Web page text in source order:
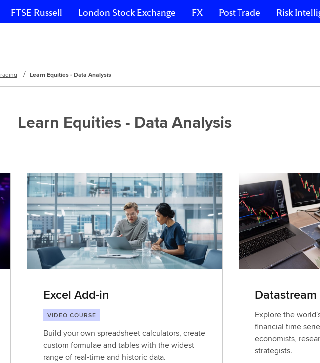
FTSE Russell London Stock Exchange FX Post Trade Risk
Learn Equities - Data Analysis
Learn Equities - Data Analysis
Excel Add-in
VIDEO COURSE
Build your own spreadsheet calculators, create
custom formulae and tables with the widest
range of real-time and historic data.
Datastream
Explore the
financial time
economists,
strategists.